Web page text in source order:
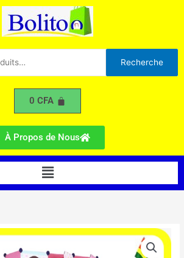
Recherche
0CFA
À Propos de Nous
Menu